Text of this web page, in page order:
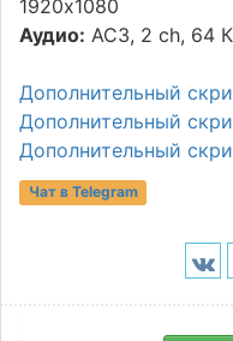
1920x1080
Аудио: AC3, 2 ch, 64
Дополнительный
Дополнительный
Дополнительный
Чат в Telegram